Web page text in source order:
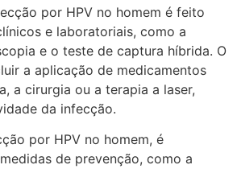
por HPV no homem é feito
e laboratoriais, como a
e o teste de captura híbrida. O
a aplicação de medicamentos
a cirurgia ou a terapia a laser,
da infecção.
por HPV no homem, é
de prevenção, como a